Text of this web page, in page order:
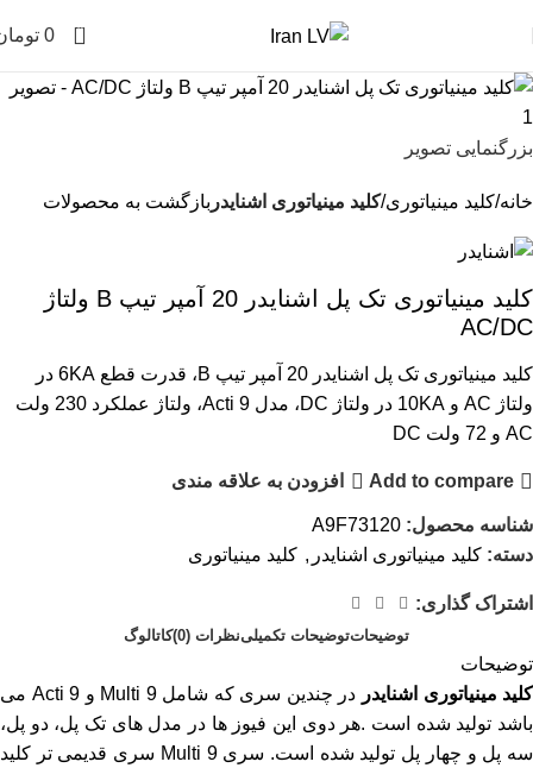
0
0
بزرگنمایی تصویر
خانه کلید مینیاتوری کلید مینیاتوری اشنایدر بازگشت به محصولات
کلید مینیاتوری تک پل اشنایدر 20 آمپر تیپ B ولتاژ
AC/DC
کلید مینیاتوری تک پل اشنایدر 20 آمپر تیپ B، قدرت قطع 6KA در
ولتاژ AC و 10KA در ولتاژ DC، مدل Acti 9، ولتاژ عملکرد 230 ولت
AC و 72 ولت DC
Add to compare افزودن به علاقه مندی
شناسه محصول: A9F73120
دسته: کلید مینیاتوری اشنایدر , کلید مینیاتوری
اشتراک گذاری:
توضیحاتتوضیحات تکمیلینظرات (0) کاتالوگ
توضیحات
کلید مینیاتوری اشنایدر
در چندین سری که شامل Multi 9 و Acti 9 می
باشد تولید شده است .هر دوی این فیوز ها در مدل های تک پل، دو پل،
سه پل و چهار پل تولید شده است. سری Multi 9 سری قدیمی تر کلید